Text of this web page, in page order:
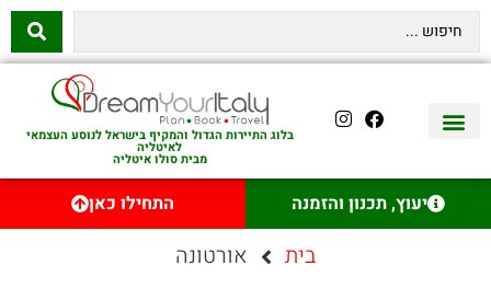
בלוג התיירות הגדול והמקיף בישראל לנוסע העצמאי
לאיטליה
מבית סולו איטליה
יעוץ, תכנון והזמנה התחילו כאן
בית אורטונה